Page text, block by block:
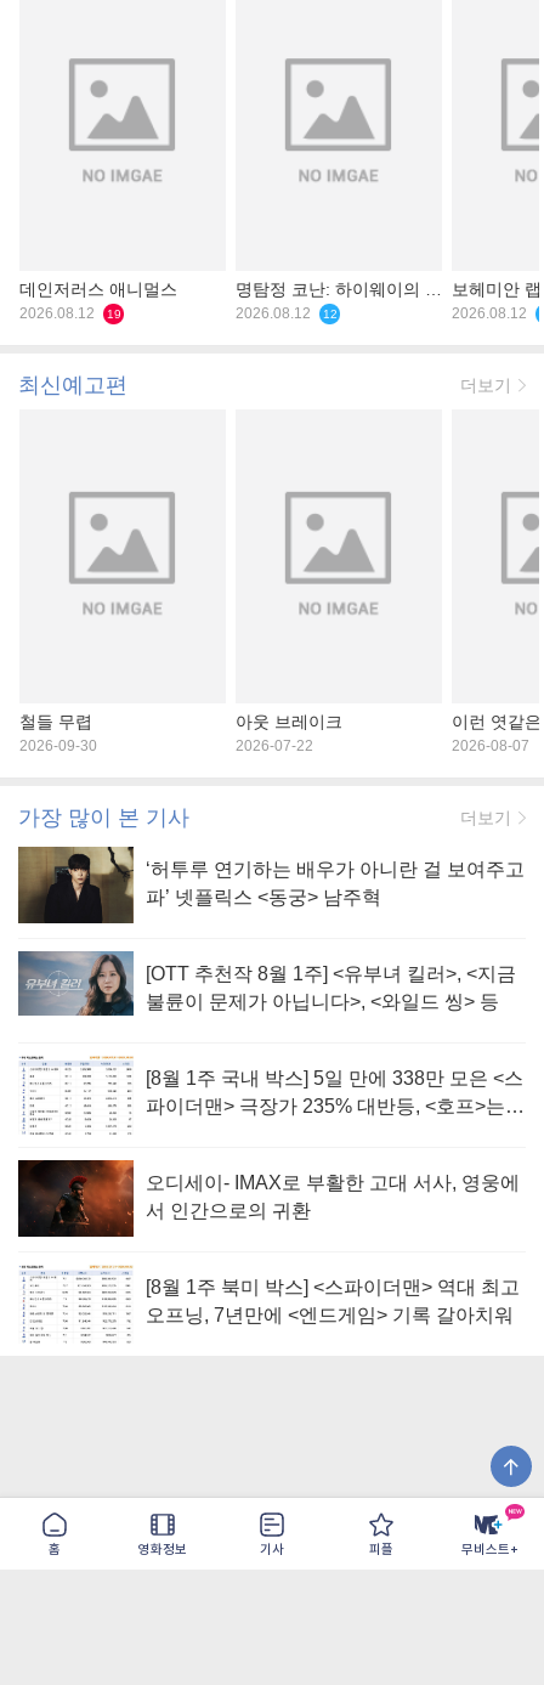
홈 영화정보 기사 피플 무비스트+
데인저러스 애니멀스
2026.08.12 19
명탐정 코난: 하이웨이의 타
천사
2026.08.12 12
보헤미안
2026.08.12
최신예고편 더보기
철들 무렵
2026-09-30
아웃 브레이크
2026-07-22
이런 엿같
2026-08-07
가장 많이 본 기사 더보기
‘허투루 연기하는 배우가 아니란 걸 보여주고
파’ 넷플릭스 <동궁> 남주혁
[OTT 추천작 8월 1주] <유부녀 킬러>, <지금
불륜이 문제가 아닙니다>, <와일드 씽> 등
[8월 1주 국내 박스] 5일 만에 338만 모은 <스
파이더맨> 극장가 235% 대반등, <호프>는
오디세이- IMAX로 부활한 고대 서사, 영웅에
서 인간으로의 귀환
[8월 1주 북미 박스] <스파이더맨> 역대 최고
오프닝, 7년만에 <엔드게임> 기록 갈아치워